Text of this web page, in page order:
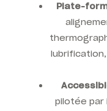
Plate-
pilotée par